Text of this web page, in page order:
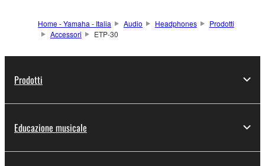
Home - Yamaha - Italia Audio Headphones
Prodotti
Accessori
ETP-30
Prodotti
Educazione musicale